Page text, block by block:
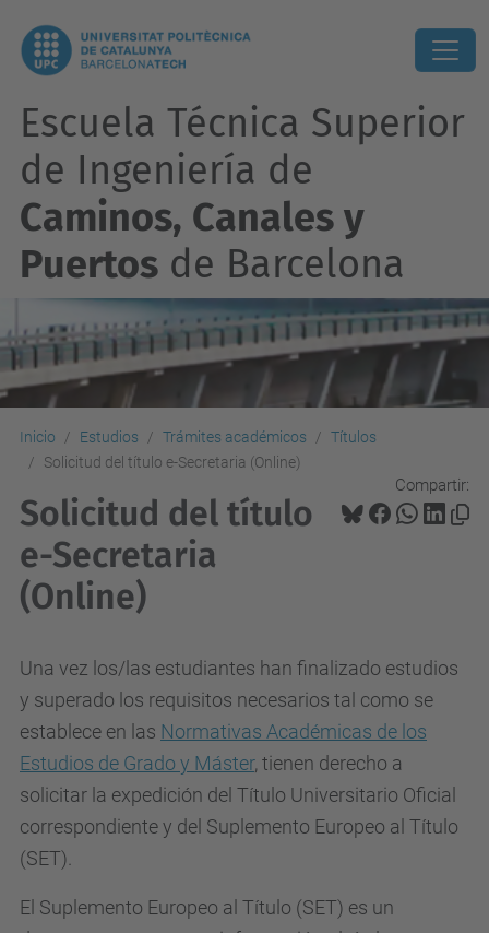
Escuela Técnica Superior
de Ingeniería de
Caminos, Canales y
Puertos de Barcelona
Inicio Estudios Trámites académicos
Títulos
Solicitud del título e-Secretaria (Online)
Compartir:
Solicitud del título
e-Secretaria
(Online)
Una vez los/las estudiantes han finalizado estudios
y superado los requisitos necesarios tal como se
establece en las Normativas Académicas de los
Estudios de Grado y Máster, tienen derecho a
solicitar la expedición del Título Universitario Oficial
correspondiente y del Suplemento Europeo al Título
(SET).
El Suplemento Europeo al Título (SET) es un